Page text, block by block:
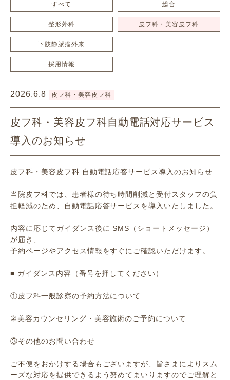
すべて 総合
整形外科 皮フ科・美容皮フ科
下肢静脈瘤外来
採用情報
2026.6.8 皮フ科・美容皮フ科
皮フ科・美容皮フ科自動電話対応サービス
導入のお知らせ
皮フ科・美容皮フ科 自動電話応答サービス導入のお知らせ
当院皮フ科では、患者様の待ち時間削減と受付スタッフの負
担軽減のため、自動電話応答サービスを導入いたしました。
内容に応じてガイダンス後に SMS（ショートメッセージ）
が届き、
予約ページやアクセス情報をすぐにご確認いただけます。
■ ガイダンス内容（番号を押してください）
①皮フ科一般診察の予約方法について
②美容カウンセリング・美容施術のご予約について
③その他のお問い合わせ
ご不便をおかけする場合もございますが、皆さまによりスム
ーズな対応を提供できるよう努めてまいりますのでご理解と